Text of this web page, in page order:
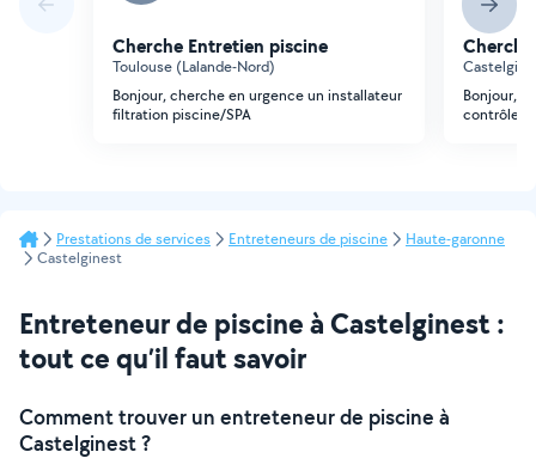
Cherche Entretien piscine
Toulouse (Lalande-Nord)
Bonjour, cherche en urgence un installateur
filtration piscine/SPA
Bonjour,
contrôle
Prestations de services Entreteneurs de piscine
Haute-garonne
Castelginest
Entreteneur de piscine à Castelginest :
tout ce qu’il faut savoir
Comment trouver un entreteneur de piscine à
Castelginest ?